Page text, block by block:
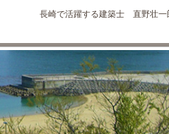
長崎で活躍する建築士 直野壮一